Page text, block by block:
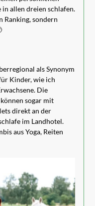
allen dreien schlafen.
Ranking, sondern
als Synonym
Kinder, wie ich
Die
sogar mit
direkt an der
im Landhotel.
aus Yoga, Reiten